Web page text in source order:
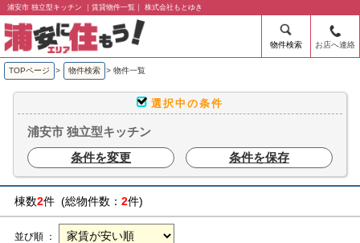
浦安市 独立型キッチン ｜賃貸物件一覧｜ 株式会社もとゆき
物件検索 お店へ連絡
TOPページ > 物件検索 > 物件一覧
選択中の条件
浦安市 独立型キッチン
条件を変更
条件を保存
棟数2件 (総物件数： 2件)
並び順 ：